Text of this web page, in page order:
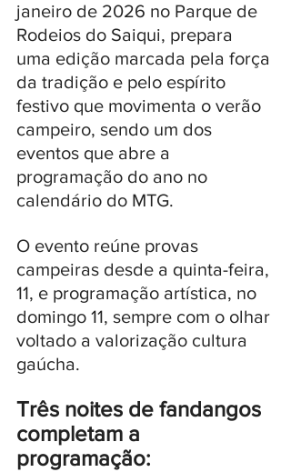
janeiro de 2026 no Parque de
Rodeios do Saiqui, prepara
uma edição marcada pela força
da tradição e pelo espírito
festivo que movimenta o verão
campeiro, sendo um dos
eventos que abre a
programação do ano no
calendário do MTG.
O evento reúne provas
campeiras desde a quinta-feira,
11, e programação artística, no
domingo 11, sempre com o olhar
voltado a valorização cultura
gaúcha.
Três noites de fandangos
completam a
programação: